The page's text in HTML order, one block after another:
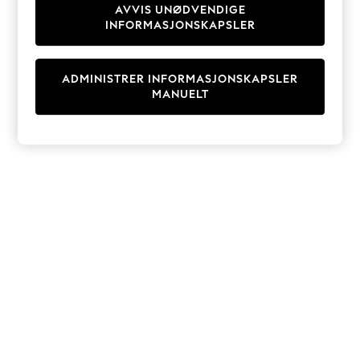
Cardigans
Dresses
Sets & Outfits
T-Shirts
ADMINISTRER INFORMASJONSKAPSLER
MANUELT
AVVIS UNØDVENDIGE
INFORMASJONSKAPSLER